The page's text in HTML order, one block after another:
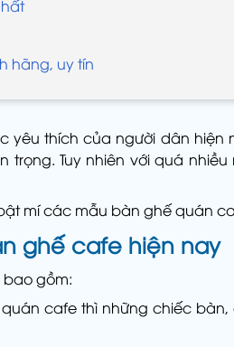
hãng, uy tín
yêu thích của người dân
Tuy nhiên với quá
mí các mẫu bàn ghế quán
ghế cafe hiện nay
gồm:
cafe thì những chiếc